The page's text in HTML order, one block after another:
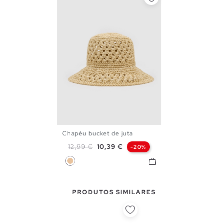
Chapéu bucket de juta
Preço normal
12,99 € Preço
10,39 € -20%
Bege
PRODUTOS SIMILARES